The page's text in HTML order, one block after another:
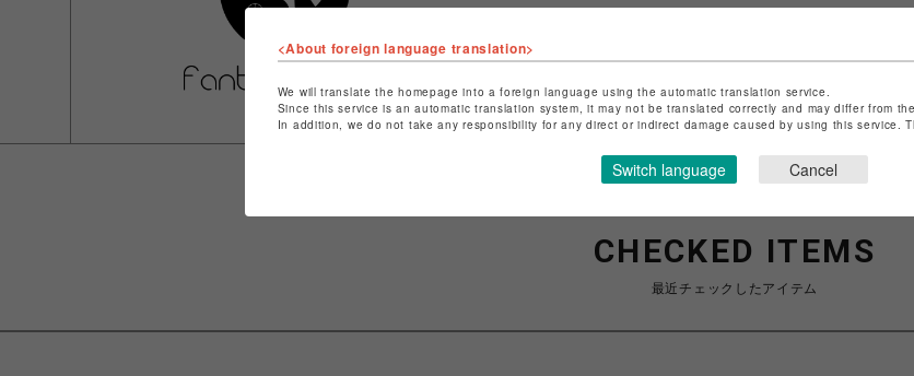
ショップお問い合わせはこちら
CHECKED ITEMS
最近チェックしたアイテム
<About foreign language translation>
We will translate the homepage into a foreign language using the automatic translation service.
Since this service is an automatic translation system, it may not be translated correctly and may differ from
In addition, we do not take any responsibility for any direct or indirect damage caused by using this service.
Switch language Cancel